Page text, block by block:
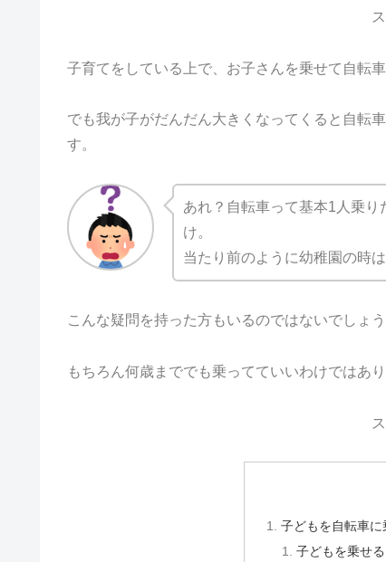
子育てをしている上で、お子さんを乗せて自転
でも我が子がだんだん大きくなってくると自転
す。
あれ？自転車って基本1人乗り
け。
当たり前のように幼稚園の時
こんな疑問を持った方もいるのではないでしょう
もちろん何歳まででも乗ってていいわけではあ
子どもを自転車
子どもを乗せ